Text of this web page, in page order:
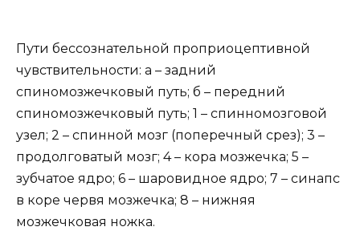
Пути бессознательной проприоцептивной
чувствительности: а – задний
спиномозжечковый путь; б – передний
спиномозжечковый путь; 1 – спинномозговой
узел; 2 – спинной мозг (поперечный срез); 3 –
продолговатый мозг; 4 – кора мозжечка; 5 –
зубчатое ядро; 6 – шаровидное ядро; 7 – синапс
в коре червя мозжечка; 8 – нижняя
мозжечковая ножка.